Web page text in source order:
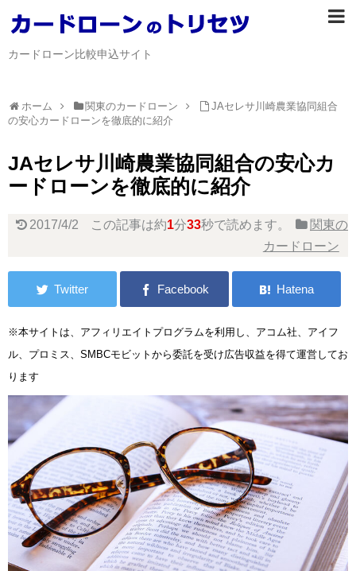
カードローン比較申込サイト
ホーム 関東のカードローン
JAセレサ川崎農業協同組合
の安心カードローンを徹底的に紹介
JAセレサ川崎農業協同組合の安心カ
ードローンを徹底的に紹介
2017/4/2 この記事は約1分33秒で読めます。
関東の
カードローン
※本サイトは、アフィリエイトプログラムを利用し、アコム社、アイフ
ル、プロミス、SMBCモビットから委託を受け広告収益を得て運営してお
ります